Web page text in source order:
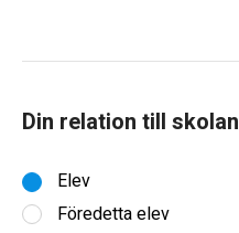
Din relation till skolan
Elev
Föredetta elev